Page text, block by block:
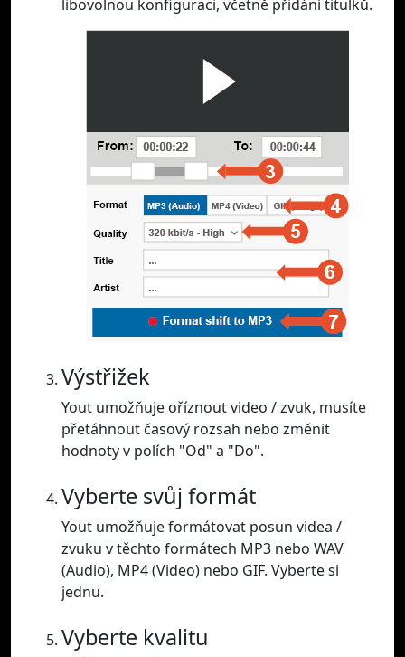
libovolnou konfiguraci, včetně přidání titulků.
Výstřižek
Yout umožňuje oříznout video / zvuk, musíte
přetáhnout časový rozsah nebo změnit
hodnoty v polích "Od" a "Do".
Vyberte svůj formát
Yout umožňuje formátovat posun videa /
zvuku v těchto formátech MP3 nebo WAV
(Audio), MP4 (Video) nebo GIF. Vyberte si
jednu.
Vyberte kvalitu